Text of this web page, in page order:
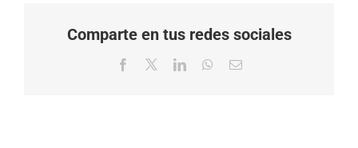
Comparte en tus redes sociales
Facebook LinkedInWhatsApp
Correo